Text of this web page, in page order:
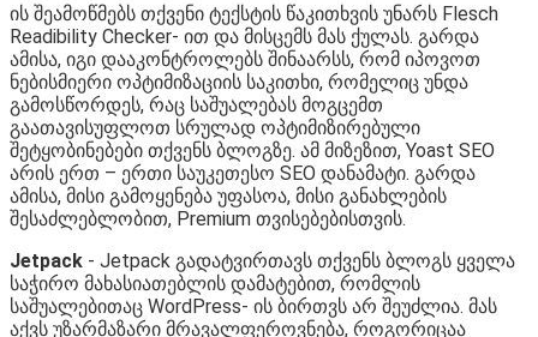
ის შეამოწმებს თქვენი ტექსტის წაკითხვის უნარს Flesch
Readibility Checker- ით და მისცემს მას ქულას. გარდა
ამისა, იგი დააკონტროლებს შინაარსს, რომ იპოვოთ
ნებისმიერი ოპტიმიზაციის საკითხი, რომელიც უნდა
გამოსწორდეს, რაც საშუალებას მოგცემთ
გაათავისუფლოთ სრულად ოპტიმიზირებული
შეტყობინებები თქვენს ბლოგზე. ამ მიზეზით, Yoast SEO
არის ერთ – ერთი საუკეთესო SEO დანამატი. გარდა
ამისა, მისი გამოყენება უფასოა, მისი განახლების
შესაძლებლობით, Premium თვისებებისთვის.
Jetpack - Jetpack გადატვირთავს თქვენს ბლოგს ყველა
საჭირო მახასიათებლის დამატებით, რომლის
საშუალებითაც WordPress- ის ბირთვს არ შეუძლია. მას
აქვს უზარმაზარი მრავალფეროვნება, როგორიცაა